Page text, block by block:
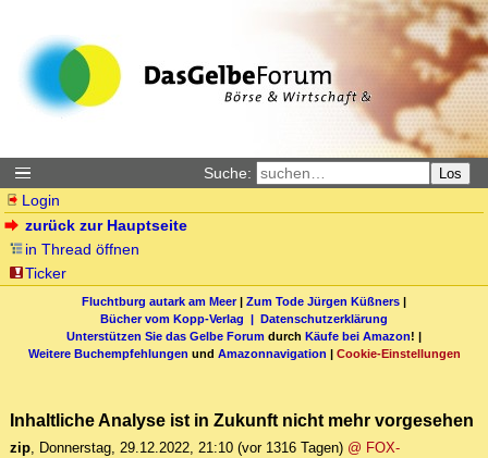
Suche: Los
Login
zurück zur Hauptseite
in Thread öffnen
Ticker
Fluchtburg autark am Meer| Zum Tode Jürgen Küßners |
Bücher vom Kopp-Verlag | Datenschutzerklärung
Unterstützen Sie das Gelbe Forum durch Käufe bei Amazon! |
Weitere Buchempfehlungen und Amazonnavigation | Cookie-Einstellungen
Inhaltliche Analyse ist in Zukunft nicht mehr vorgesehen
zip, Donnerstag, 29.12.2022, 21:10 (vor 1316 Tagen) @ FOX-